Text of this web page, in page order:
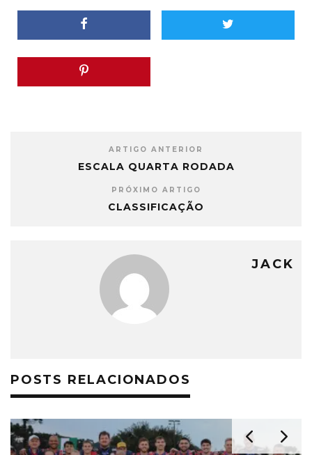
ARTIGO ANTERIOR
ESCALA QUARTA RODADA
PRÓXIMO ARTIGO
CLASSIFICAÇÃO
JACK
POSTS RELACIONADOS